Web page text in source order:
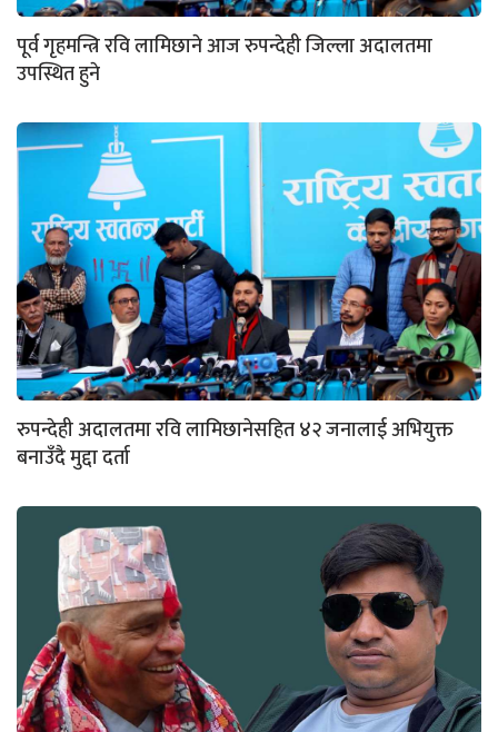
पूर्व गृहमन्त्रि रवि लामिछाने आज रुपन्देही जिल्ला अदालतमा
उपस्थित हुने
रुपन्देही अदालतमा रवि लामिछानेसहित ४२ जनालाई अभियुक्त
बनाउँदै मुद्दा दर्ता